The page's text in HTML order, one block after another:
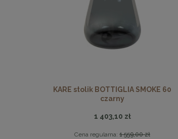
KARE stolik BOTTIGLIA SMOKE 60
czarny
1 403,10 zł
Cena regularna: 1 559,00 zł